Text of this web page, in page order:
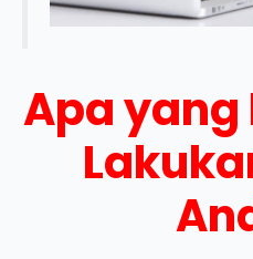
Apa yang